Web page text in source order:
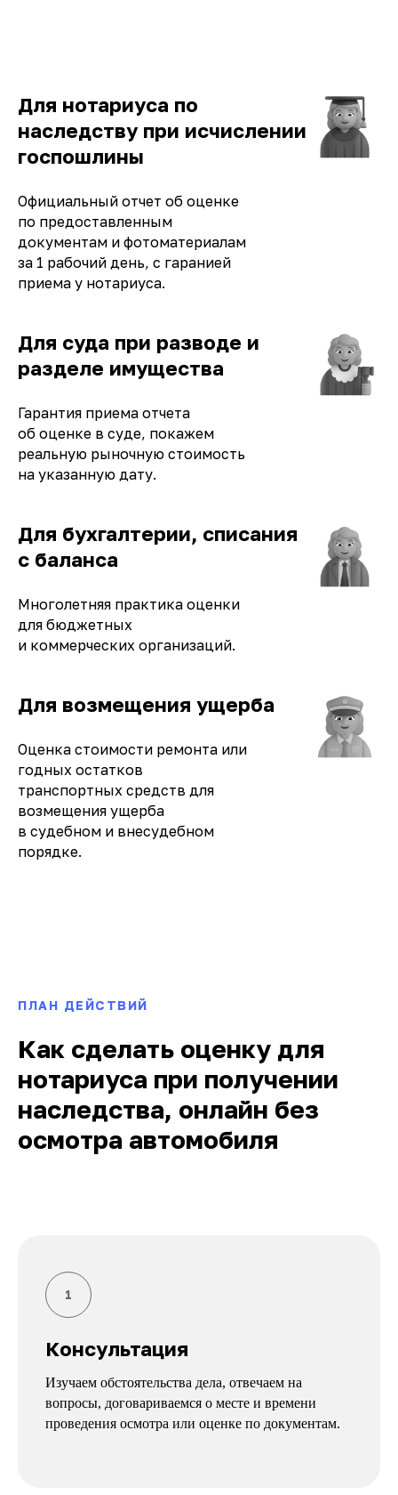
Для нотариуса по
наследству при исчислении
госпошлины
Официальный отчет об оценке
по предоставленным
документам и фотоматериалам
за 1 рабочий день, с гаранией
приема у нотариуса.
Для суда при разводе и
разделе имущества
Гарантия приема отчета
об оценке в суде, покажем
реальную рыночную стоимость
на указанную дату.
Для бухгалтерии, списания
с баланса
Многолетняя практика оценки
для бюджетных
и коммерческих организаций.
Для возмещения ущерба
Оценка стоимости ремонта или
годных остатков
транспортных средств для
возмещения ущерба
в судебном и внесудебном
порядке.
ПЛАН ДЕЙСТВИЙ
Как сделать оценку для
нотариуса при получении
наследства, онлайн без
осмотра автомобиля
Консультация
Изучаем обстоятельства дела, отвечаем на
вопросы, договариваемся о месте и времени
проведения осмотра или оценке по документам.